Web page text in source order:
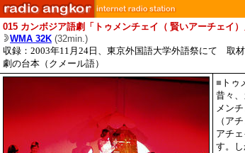
015 カンボジア語劇「トゥメンチェイ（ 賢いアーチェイ
WMA 32K (32min.)
収録：2003年11月24日、東京外国語大学外語祭にて 取
劇の台本（クメール語）
■ トゥ
昔々
メン
（ア
アチ
す。